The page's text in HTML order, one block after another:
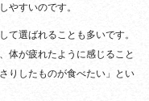
やすいのです。
て選ばれることも多いです。
体が疲れたように感じること
りしたものが食べたい」とい